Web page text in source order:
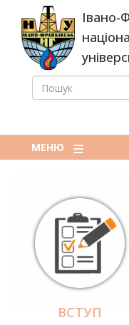
основного
вмісту
Івано-
ПОШУК
МЕНЮ
ВСТУП